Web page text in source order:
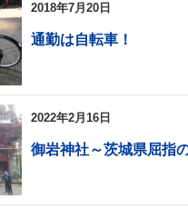
2018年7月20日
通勤は自転車！
2022年2月16日
御岩神社～茨城県屈指